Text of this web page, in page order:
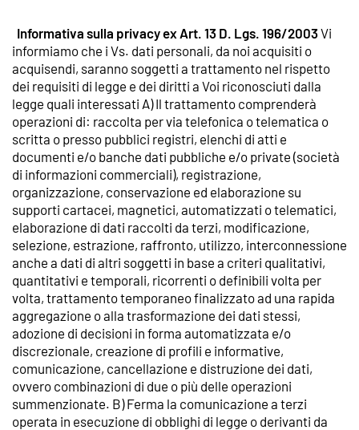
Informativa sulla privacy ex Art. 13 D. Lgs. 196/2003Vi
informiamo che i Vs. dati personali, da noi acquisiti o
acquisendi, saranno soggetti a trattamento nel rispetto
dei requisiti di legge e dei diritti a Voi riconosciuti dalla
legge quali interessati A) Il trattamento comprenderà
operazioni di: raccolta per via telefonica o telematica o
scritta o presso pubblici registri, elenchi di atti e
documenti e/o banche dati pubbliche e/o private (società
di informazioni commerciali), registrazione,
organizzazione, conservazione ed elaborazione su
supporti cartacei, magnetici, automatizzati o telematici,
elaborazione di dati raccolti da terzi, modificazione,
selezione, estrazione, raffronto, utilizzo, interconnessione
anche a dati di altri soggetti in base a criteri qualitativi,
quantitativi e temporali, ricorrenti o definibili volta per
volta, trattamento temporaneo finalizzato ad una rapida
aggregazione o alla trasformazione dei dati stessi,
adozione di decisioni in forma automatizzata e/o
discrezionale, creazione di profili e informative,
comunicazione, cancellazione e distruzione dei dati,
ovvero combinazioni di due o più delle operazioni
summenzionate. B) Ferma la comunicazione a terzi
operata in esecuzione di obblighi di legge o derivanti da